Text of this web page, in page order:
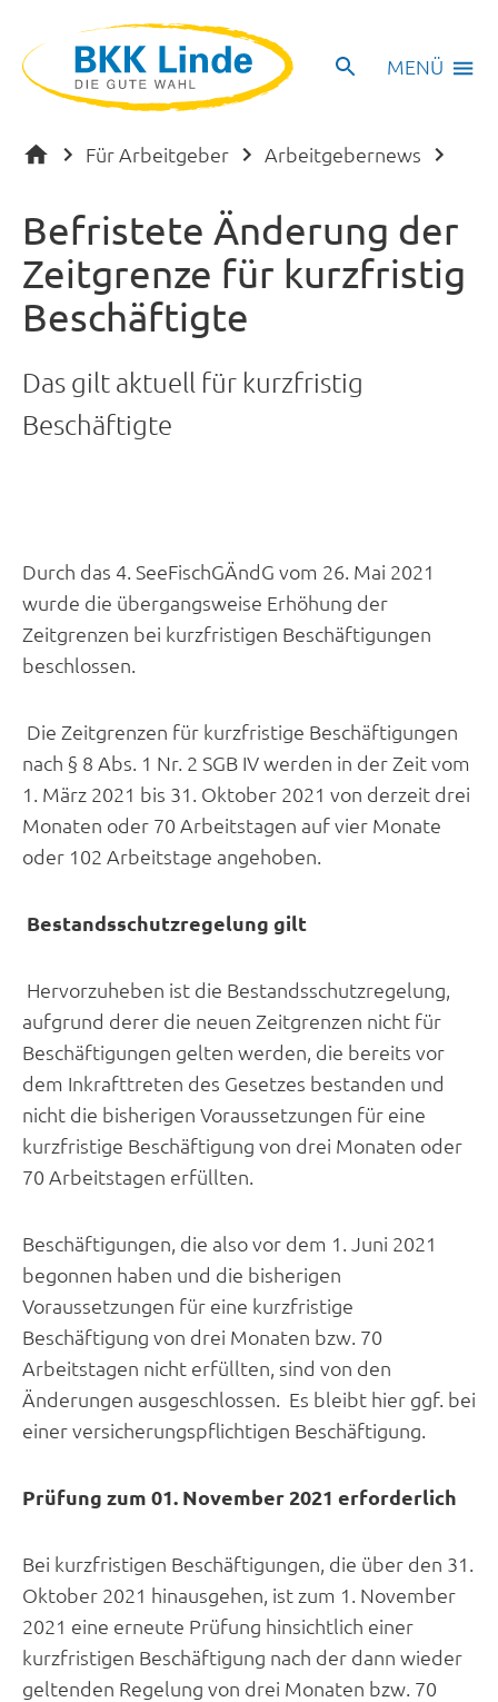
MENÜ
Für Arbeitgeber Arbeitgebernews
Befristete Änderung der
Zeitgrenze für kurzfristig
Beschäftigte
Das gilt aktuell für kurzfristig
Beschäftigte
Durch das 4. SeeFischGÄndG vom 26. Mai 2021
wurde die übergangsweise Erhöhung der
Zeitgrenzen bei kurzfristigen Beschäftigungen
beschlossen.
Die Zeitgrenzen für kurzfristige Beschäftigungen
nach § 8 Abs. 1 Nr. 2 SGB IV werden in der Zeit vom
1. März 2021 bis 31. Oktober 2021 von derzeit drei
Monaten oder 70 Arbeitstagen auf vier Monate
oder 102 Arbeitstage angehoben.
Bestandsschutzregelung gilt
Hervorzuheben ist die Bestandsschutzregelung,
aufgrund derer die neuen Zeitgrenzen nicht für
Beschäftigungen gelten werden, die bereits vor
dem Inkrafttreten des Gesetzes bestanden und
nicht die bisherigen Voraussetzungen für eine
kurzfristige Beschäftigung von drei Monaten oder
70 Arbeitstagen erfüllten.
Beschäftigungen, die also vor dem 1. Juni 2021
begonnen haben und die bisherigen
Voraussetzungen für eine kurzfristige
Beschäftigung von drei Monaten bzw. 70
Arbeitstagen nicht erfüllten, sind von den
Änderungen ausgeschlossen. Es bleibt hier ggf. bei
einer versicherungspflichtigen Beschäftigung.
Prüfung zum 01. November 2021 erforderlich
Bei kurzfristigen Beschäftigungen, die über den 31.
Oktober 2021 hinausgehen, ist zum 1. November
2021 eine erneute Prüfung hinsichtlich einer
kurzfristigen Beschäftigung nach der dann wieder
geltenden Regelung von drei Monaten bzw. 70